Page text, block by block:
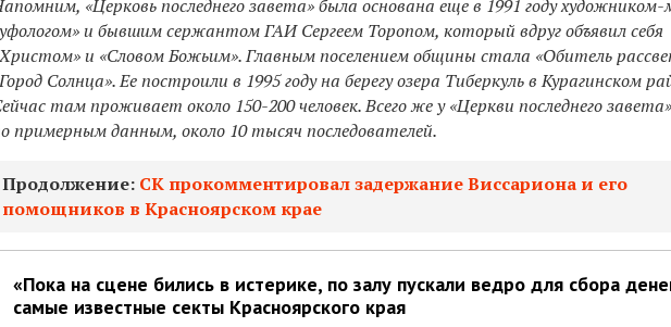
«Церковь последнего завета» была основана еще в 1991 году
и бывшим сержантом ГАИ Сергеем Торопом, который вдруг объявил себя
и «Словом Божьим». Главным поселением общины стала «Обитель
Солнца». Ее построили в 1995 году на берегу озера Тиберкуль в Курагинском
там проживает около 150-200 человек. Всего же у «Церкви последнего
примерным данным, около 10 тысяч последователей.
Продолжение: СК прокомментировал задержание Виссариона и его
помощников в Красноярском крае
«Пока на сцене бились в истерике, по залу пускали ведро для сбора
самые известные секты Красноярского края